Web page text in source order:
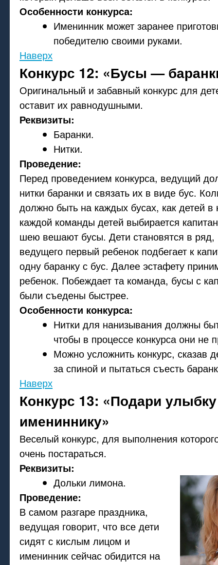
Особенности конкурса:
Именинник может заранее
победителю своими руками.
Наверх
Конкурс 12: «Бусы —
Оригинальный и забавный конкурс для
оставит их равнодушными.
Реквизиты:
Баранки.
Нитки.
Проведение:
Перед проведением конкурса, ведущий
нитки баранки и связать их в виде бус.
должно быть на каждых бусах, как детей
каждой команды детей выбирается
шею вешают бусы. Дети становятся в ряд,
ведущего первый ребенок подбегает к
одну баранку с бус. Далее эстафету
ребенок. Побеждает та команда, бусы с
были съедены быстрее.
Особенности конкурса:
Нитки для нанизывания должны
чтобы в процессе конкурса они не
Можно усложнить конкурс, сказав
за спиной и пытаться съесть
Наверх
Конкурс 13: «Подари улыбку
имениннику»
Веселый конкурс, для выполнения
очень постараться.
Реквизиты:
Дольки лимона.
Проведение:
В самом разгаре праздника,
ведущая говорит, что все дети
сидят с кислым лицом и
именинник сейчас обидится на